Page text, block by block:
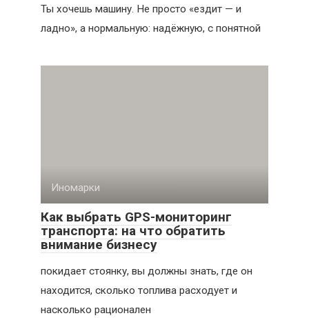
Ты хочешь машину. Не просто «ездит — и
ладно», а нормальную: надёжную, с понятной
Иномарки
Как выбрать GPS-мониторинг
транспорта: на что обратить
внимание бизнесу
покидает стоянку, вы должны знать, где он
находится, сколько топлива расходует и
насколько рационален